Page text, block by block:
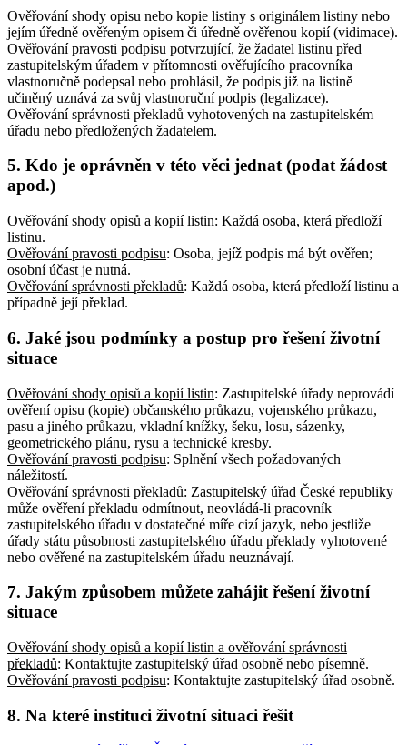
Ověřování shody opisu nebo kopie listiny s originálem listiny nebo
jejím úředně ověřeným opisem či úředně ověřenou kopií (vidimace).
Ověřování pravosti podpisu potvrzující, že žadatel listinu před
zastupitelským úřadem v přítomnosti ověřujícího pracovníka
vlastnoručně podepsal nebo prohlásil, že podpis již na listině
učiněný uznává za svůj vlastnoruční podpis (legalizace).
Ověřování správnosti překladů vyhotovených na zastupitelském
úřadu nebo předložených žadatelem.
5. Kdo je oprávněn v této věci jednat (podat žádost
apod.)
Ověřování shody opisů a kopií listin: Každá osoba, která předloží
listinu.
Ověřování pravosti podpisu: Osoba, jejíž podpis má být ověřen;
osobní účast je nutná.
Ověřování správnosti překladů: Každá osoba, která předloží listinu a
případně její překlad.
6. Jaké jsou podmínky a postup pro řešení životní
situace
Ověřování shody opisů a kopií listin: Zastupitelské úřady neprovádí
ověření opisu (kopie) občanského průkazu, vojenského průkazu,
pasu a jiného průkazu, vkladní knížky, šeku, losu, sázenky,
geometrického plánu, rysu a technické kresby.
Ověřování pravosti podpisu: Splnění všech požadovaných
náležitostí.
Ověřování správnosti překladů: Zastupitelský úřad České republiky
může ověření překladu odmítnout, neovládá-li pracovník
zastupitelského úřadu v dostatečné míře cizí jazyk, nebo jestliže
úřady státu působnosti zastupitelského úřadu překlady vyhotovené
nebo ověřené na zastupitelském úřadu neuznávají.
7. Jakým způsobem můžete zahájit řešení životní
situace
Ověřování shody opisů a kopií listin a ověřování správnosti
překladů: Kontaktujte zastupitelský úřad osobně nebo písemně.
Ověřování pravosti podpisu: Kontaktujte zastupitelský úřad osobně.
8. Na které instituci životní situaci řešit